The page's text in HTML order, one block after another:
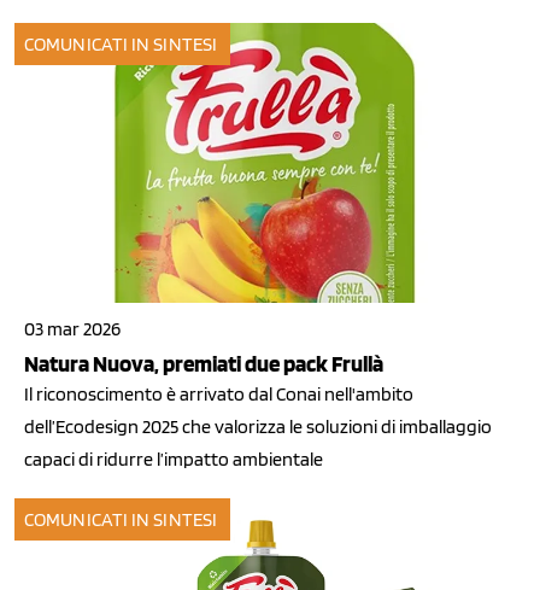
COMUNICATI IN SINTESI
03 mar 2026
Natura Nuova, premiati due pack Frullà
Il riconoscimento è arrivato dal Conai nell'ambito
dell’Ecodesign 2025 che valorizza le soluzioni di imballaggio
capaci di ridurre l’impatto ambientale
COMUNICATI IN SINTESI